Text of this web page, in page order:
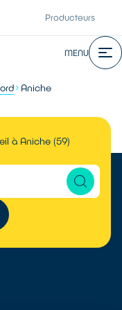
Producteurs
MENU
Aniche
à Aniche (59)